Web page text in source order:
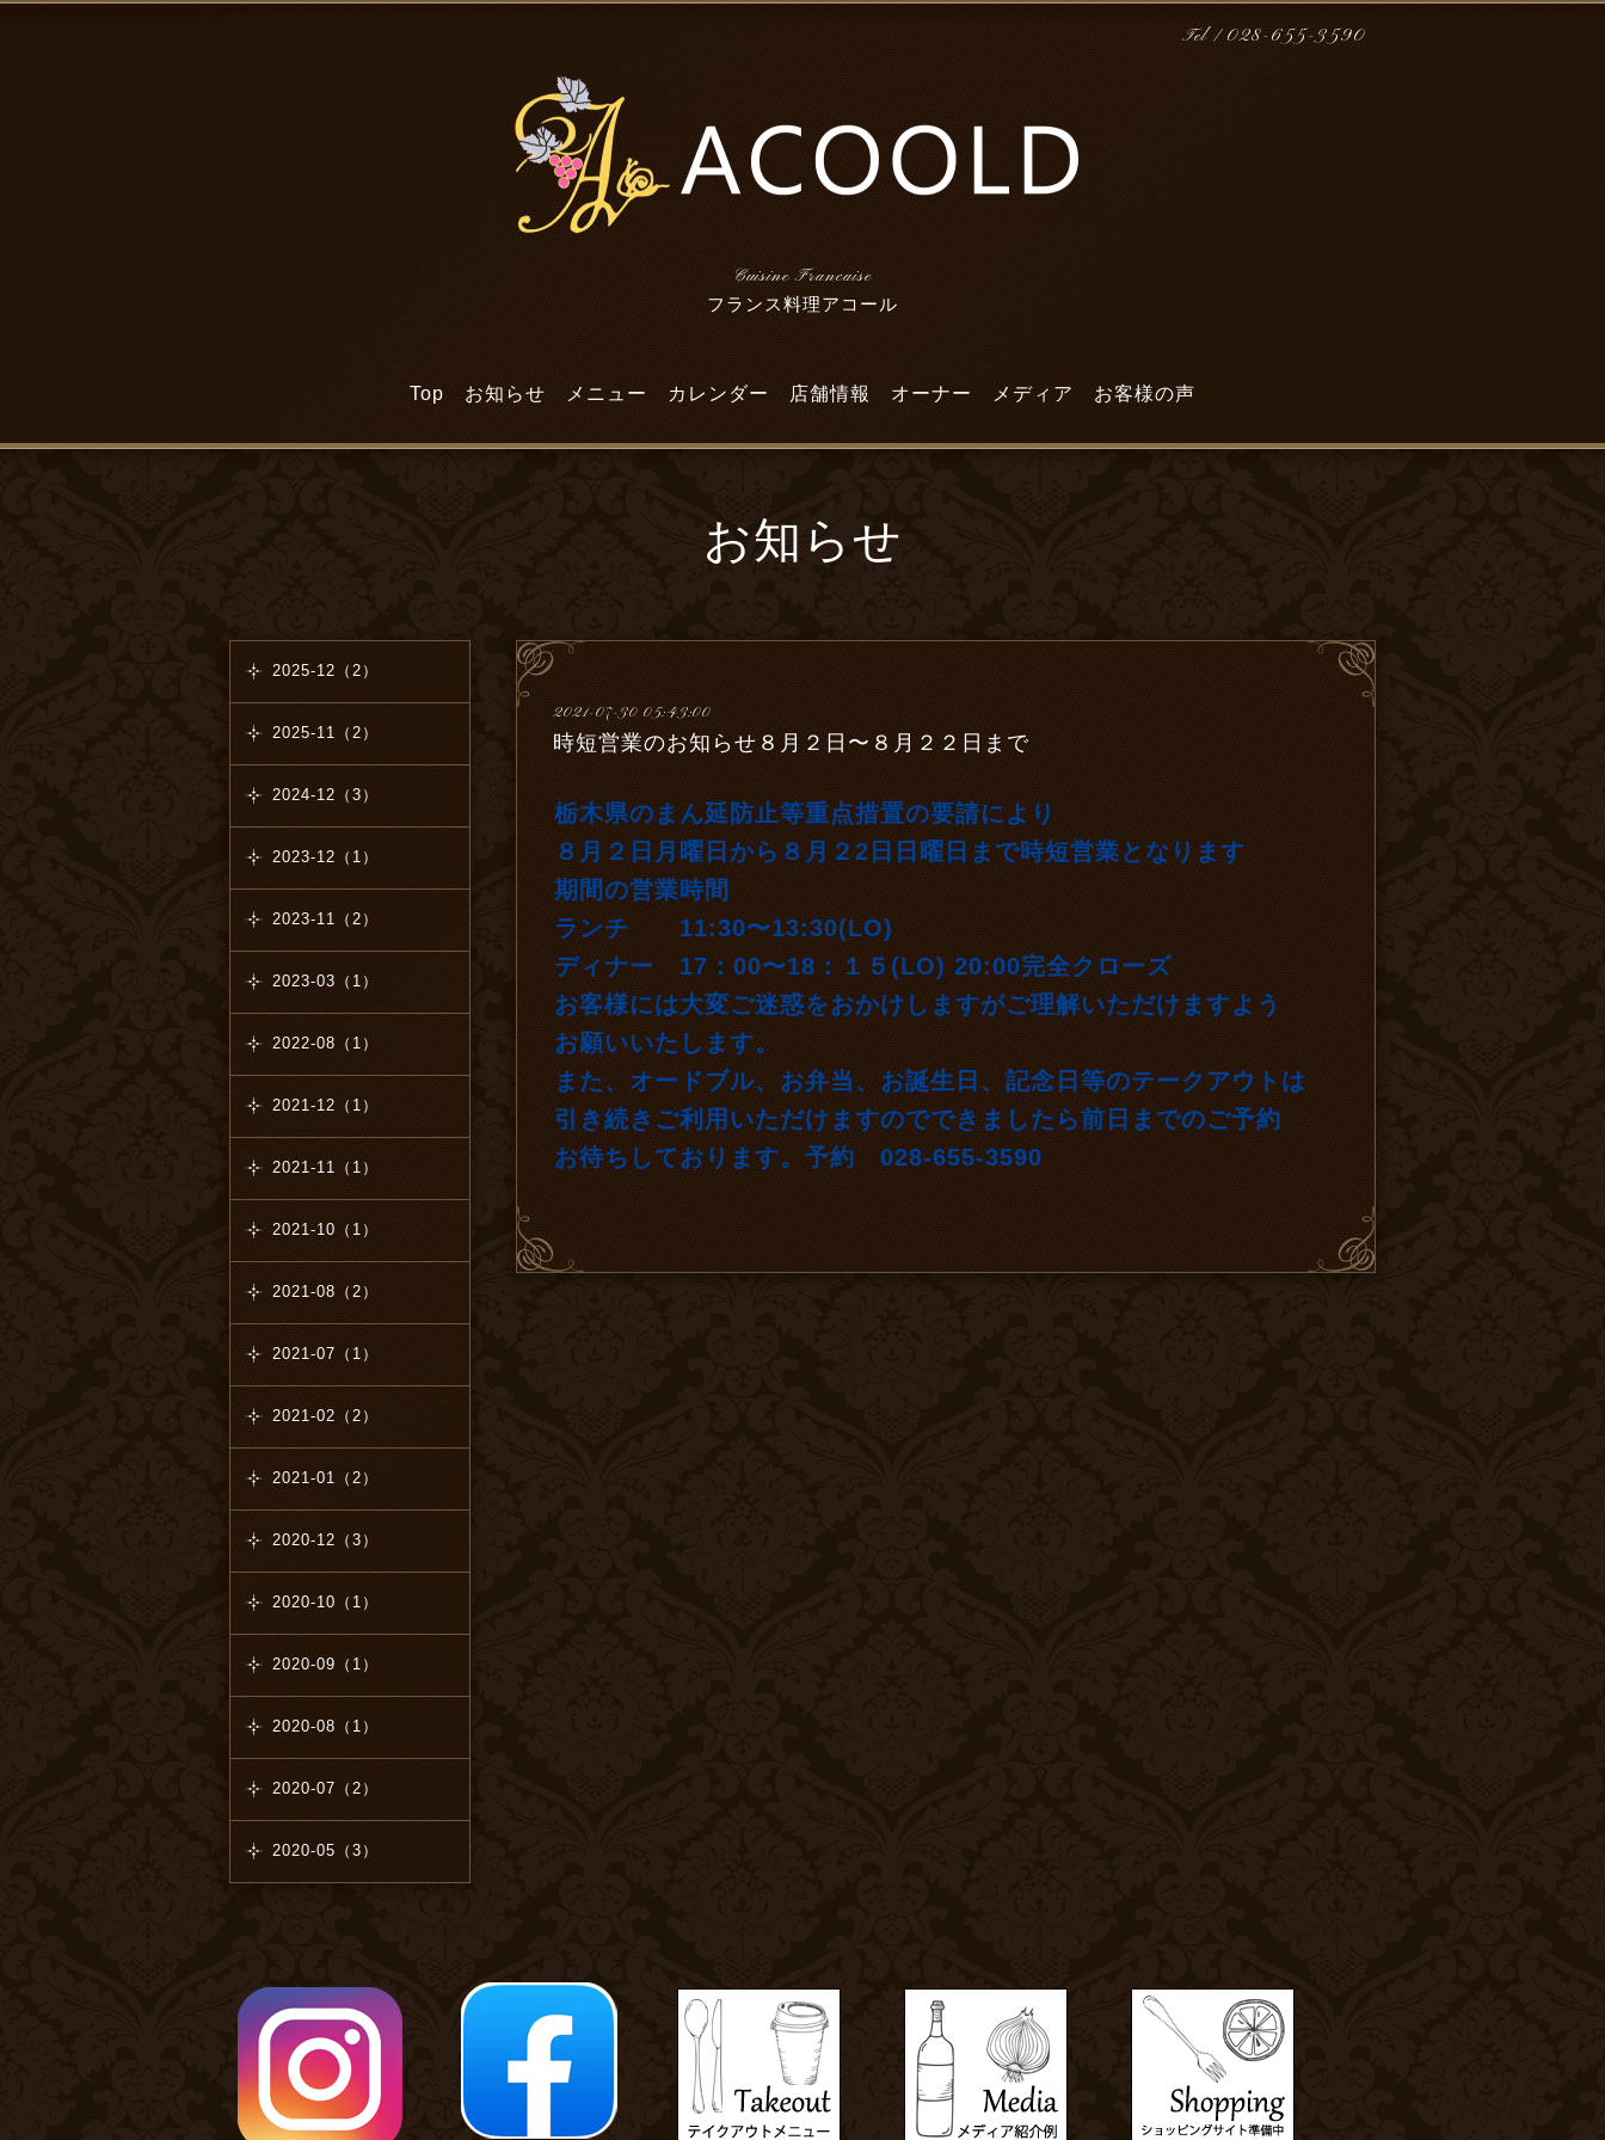
Tel / 028-655-3590
Cuisine Francaise
フランス料理アコール
Top お知らせ メニュー カレンダー 店舗情報 オーナー メディア お客様の声
お知らせ
2021-07-30 05:43:00
時短営業のお知らせ８月２日〜８月２２日まで
栃木県のまん延防止等重点措置の要請により
８月２日月曜日から８月２2日日曜日まで時短営業となります
期間の営業時間
ランチ 11:30〜13:30(LO)
ディナー 17：00〜18：１５(LO) 20:00完全クローズ
お客様には大変ご迷惑をおかけしますがご理解いただけますよう
お願いいたします。
また、オードブル、お弁当、お誕生日、記念日等のテークアウトは
引き続きご利用いただけますのでできましたら前日までのご予約
お待ちしております。予約 028-655-3590
2025-12（2）
2025-11（2）
2024-12（3）
2023-12（1）
2023-11（2）
2023-03（1）
2022-08（1）
2021-12（1）
2021-11（1）
2021-10（1）
2021-08（2）
2021-07（1）
2021-02（2）
2021-01（2）
2020-12（3）
2020-10（1）
2020-09（1）
2020-08（1）
2020-07（2）
2020-05（3）